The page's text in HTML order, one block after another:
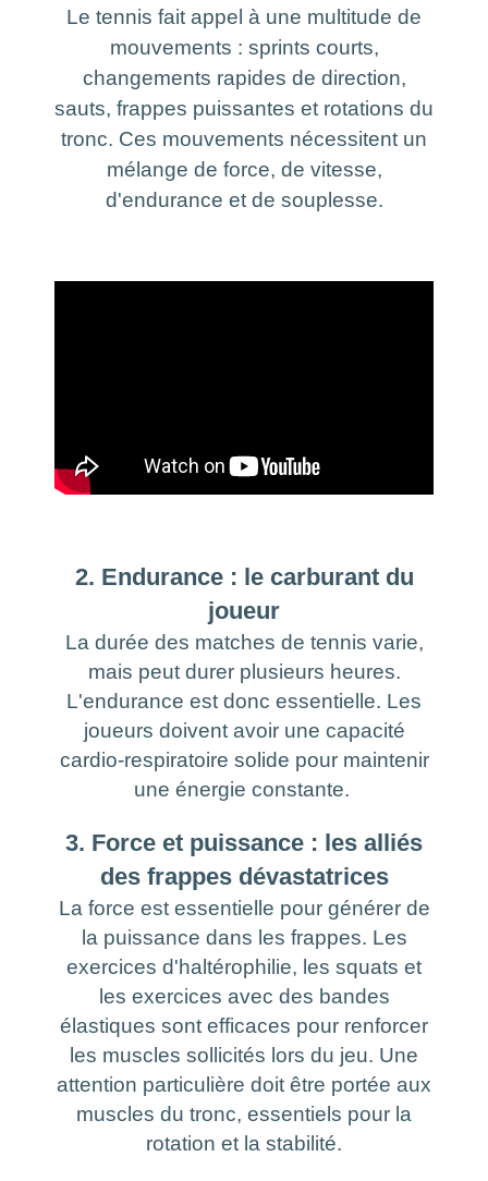
Le tennis fait appel à une multitude de
mouvements : sprints courts,
changements rapides de direction,
sauts, frappes puissantes et rotations du
tronc. Ces mouvements nécessitent un
mélange de force, de vitesse,
d'endurance et de souplesse.
2. Endurance : le carburant du
joueur
La durée des matches de tennis varie,
mais peut durer plusieurs heures.
L'endurance est donc essentielle. Les
joueurs doivent avoir une capacité
cardio-respiratoire solide pour maintenir
une énergie constante.
3. Force et puissance : les alliés
des frappes dévastatrices
La force est essentielle pour générer de
la puissance dans les frappes. Les
exercices d'haltérophilie, les squats et
les exercices avec des bandes
élastiques sont efficaces pour renforcer
les muscles sollicités lors du jeu. Une
attention particulière doit être portée aux
muscles du tronc, essentiels pour la
rotation et la stabilité.